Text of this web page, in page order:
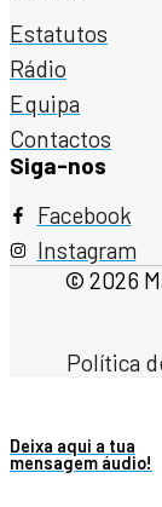
Estatutos
Rádio
Equipa
Contactos
Siga-nos
Facebook
Instagram
© 2026
Política
Deixa aqui a tua
mensagem áudio!